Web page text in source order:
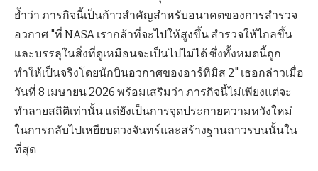
ย้ำว่า ภารกิจนี้เป็นก้าวสำคัญสำหรับอนาคตของการสำรวจ
อวกาศ "ที่ NASA เรากล้าที่จะไปให้สูงขึ้น สำรวจให้ไกลขึ้น
และบรรลุในสิ่งที่ดูเหมือนจะเป็นไปไม่ได้ ซึ่งทั้งหมดนี้ถูก
ทำให้เป็นจริงโดยนักบินอวกาศของอาร์ทิมิส 2" เธอกล่าวเมื่อ
วันที่ 8 เมษายน 2026 พร้อมเสริมว่า ภารกิจนี้ไม่เพียงแต่จะ
ทำลายสถิติเท่านั้น แต่ยังเป็นการจุดประกายความหวังใหม่
ในการกลับไปเหยียบดวงจันทร์และสร้างฐานถาวรบนนั้นใน
ที่สุด